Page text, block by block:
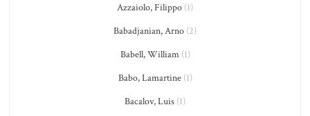
Azzaiolo, Filippo (1)
Babadjanian, Arno (2)
Babell, William(1)
Babo, Lamartine(1)
Bacalov, Luis (1)